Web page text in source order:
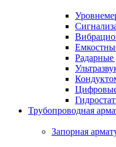
Радарные
Трубопроводная
Запорная